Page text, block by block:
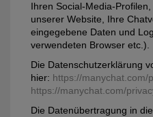
Ihren Social-Media-
unserer Website, Ihre
eingegebene Daten und
verwendeten Browser etc.).
Die Datenschutzerklärung
hier: https://manychat.com/
https://manychat.com/
Die Datenübertragung in